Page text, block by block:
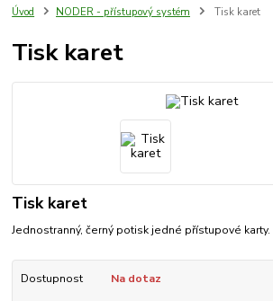
Úvod NODER - přístupový systém Tisk karet
Tisk karet
Tisk karet
Jednostranný, černý potisk jedné přístupové karty.
Dostupnost Na dotaz